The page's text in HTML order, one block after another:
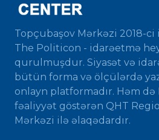
Topçubaşov Mərkəzi 2018-ci
The Politicon - idarəetmə
qurulmuşdur. Siyasət və
bütün forma və ölçülərdə
onlayn platformadır. Həm də
fəaliyyət göstərən QHT
Mərkəzi ilə əlaqədardır.